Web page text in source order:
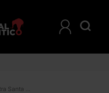
AMLO denuncia sabotaje contra Santa Lucía; destaca ahorros, aunque reconoce bajo crecimiento económico